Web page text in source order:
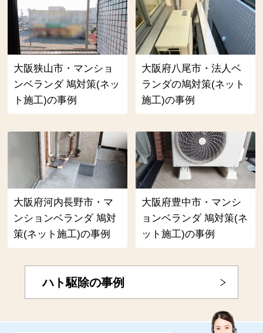
大阪狭山市・マンショ
ンベランダ 鳩対策(ネッ
ト施工)の事例
大阪府八尾市・法人ベ
ランダの鳩対策(ネット
施工)の事例
大阪府河内長野市・マ
ンションベランダ 鳩対
策(ネット施工)の事例
大阪府豊中市・マンシ
ョンベランダ 鳩対策(ネ
ット施工)の事例
ハト駆除の事例